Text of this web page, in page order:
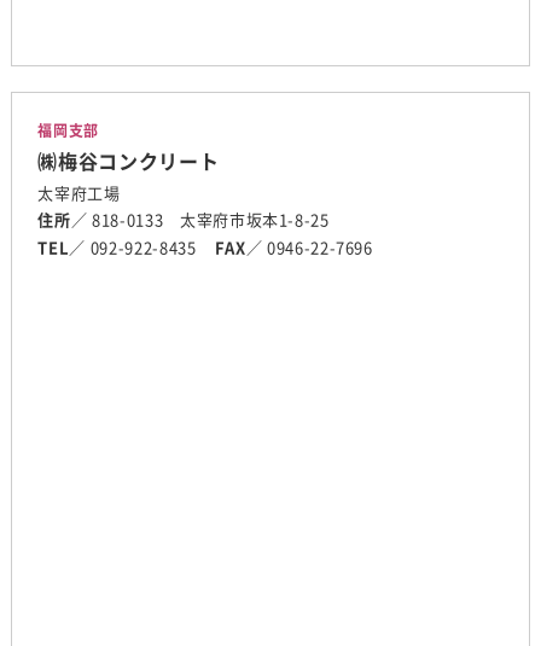
福岡支部
㈱梅谷コンクリート
太宰府工場
住所／ 818-0133 太宰府市坂本1-8-25
TEL／ 092-922-8435 FAX／ 0946-22-7696